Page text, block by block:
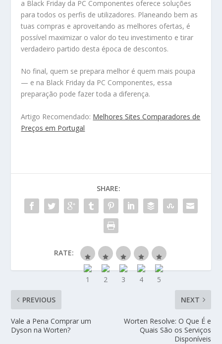
a Black Friday da PC Componentes oferece soluções
para todos os perfis de utilizadores. Planeando bem as
tuas compras e aproveitando as melhores ofertas, é
possível maximizar o valor do teu investimento e tirar
verdadeiro partido desta época de descontos.
No final, quem se prepara melhor é quem mais poupa
— e na Black Friday da PC Componentes, essa
preparação pode fazer toda a diferença.
Artigo Recomendado: Melhores Sites Comparadores de
Preços em Portugal
SHARE:
RATE:
PREVIOUS
Vale a Pena Comprar um
Dyson na Worten?
NEXT
Worten Resolve: O Que É e
Quais São os Serviços
Disponíveis